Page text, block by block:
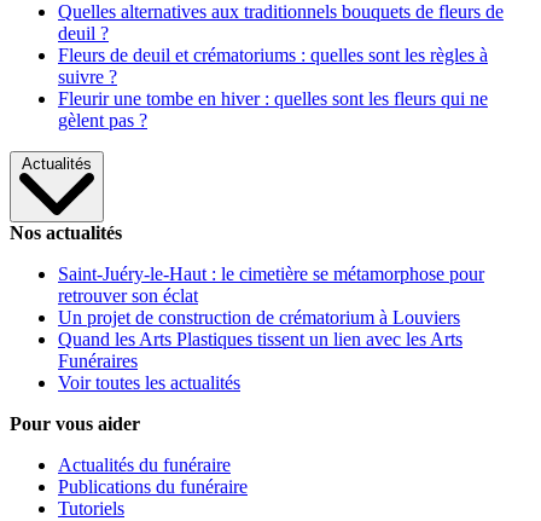
Quelles alternatives aux traditionnels bouquets de fleurs de
deuil ?
Fleurs de deuil et crématoriums : quelles sont les règles à
suivre ?
Fleurir une tombe en hiver : quelles sont les fleurs qui ne
gèlent pas ?
Actualités
Nos actualités
Saint-Juéry-le-Haut : le cimetière se métamorphose pour
retrouver son éclat
Un projet de construction de crématorium à Louviers
Quand les Arts Plastiques tissent un lien avec les Arts
Funéraires
Voir toutes les actualités
Pour vous aider
Actualités du funéraire
Publications du funéraire
Tutoriels